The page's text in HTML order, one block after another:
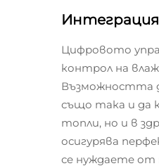
Цифровото
контрол на
Възможността
също така и да
топли, но и в
осигурява
се нуждаете от